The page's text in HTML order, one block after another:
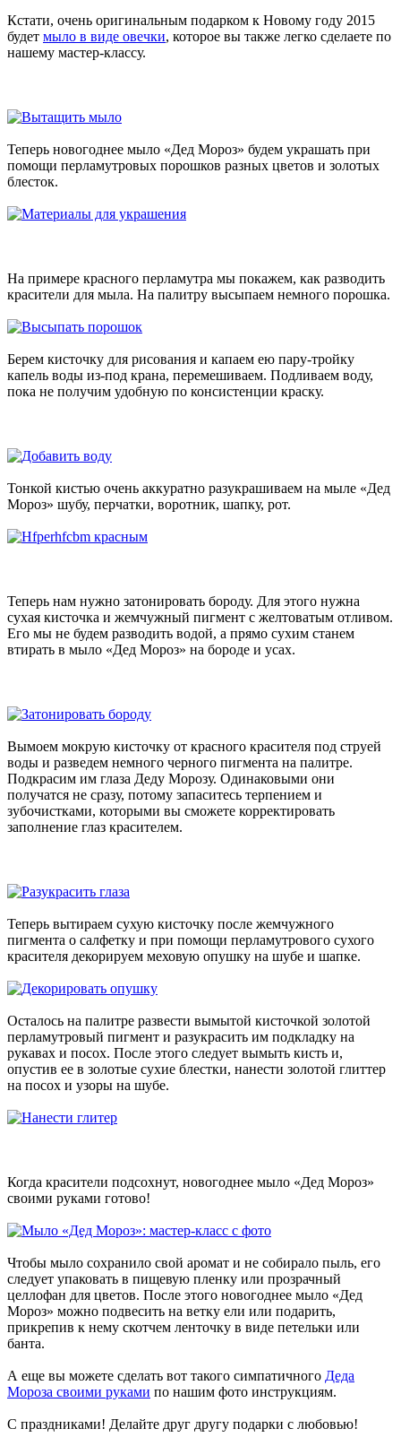
Кстати, очень оригинальным подарком к Новому году 2015
будет мыло в виде овечки, которое вы также легко сделаете по
нашему мастер-классу.
Теперь новогоднее мыло «Дед Мороз» будем украшать при
помощи перламутровых порошков разных цветов и золотых
блесток.
На примере красного перламутра мы покажем, как разводить
красители для мыла. На палитру высыпаем немного порошка.
Берем кисточку для рисования и капаем ею пару-тройку
капель воды из-под крана, перемешиваем. Подливаем воду,
пока не получим удобную по консистенции краску.
Тонкой кистью очень аккуратно разукрашиваем на мыле «Дед
Мороз» шубу, перчатки, воротник, шапку, рот.
Теперь нам нужно затонировать бороду. Для этого нужна
сухая кисточка и жемчужный пигмент с желтоватым отливом.
Его мы не будем разводить водой, а прямо сухим станем
втирать в мыло «Дед Мороз» на бороде и усах.
Вымоем мокрую кисточку от красного красителя под струей
воды и разведем немного черного пигмента на палитре.
Подкрасим им глаза Деду Морозу. Одинаковыми они
получатся не сразу, потому запаситесь терпением и
зубочистками, которыми вы сможете корректировать
заполнение глаз красителем.
Теперь вытираем сухую кисточку после жемчужного
пигмента о салфетку и при помощи перламутрового сухого
красителя декорируем меховую опушку на шубе и шапке.
Осталось на палитре развести вымытой кисточкой золотой
перламутровый пигмент и разукрасить им подкладку на
рукавах и посох. После этого следует вымыть кисть и,
опустив ее в золотые сухие блестки, нанести золотой глиттер
на посох и узоры на шубе.
Когда красители подсохнут, новогоднее мыло «Дед Мороз»
своими руками готово!
Чтобы мыло сохранило свой аромат и не собирало пыль, его
следует упаковать в пищевую пленку или прозрачный
целлофан для цветов. После этого новогоднее мыло «Дед
Мороз» можно подвесить на ветку ели или подарить,
прикрепив к нему скотчем ленточку в виде петельки или
банта.
А еще вы можете сделать вот такого симпатичного Деда
Мороза своими руками по нашим фото инструкциям.
С праздниками! Делайте друг другу подарки с любовью!